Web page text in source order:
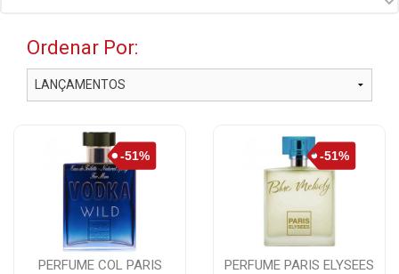
Hugo Boss
Azzaro
Ordenar Por:
PERFUME COL PARIS
PERFUME PARIS ELYSEES